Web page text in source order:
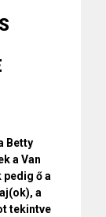
Betty
a Van
ő a
a
tekintve